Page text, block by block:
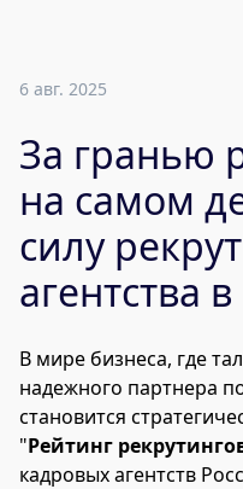
6 авг. 2025
За гранью
на самом
силу
агентства
В мире бизнеса, где
надежного партнера
становится
"Рейтинг
кадровых агентств